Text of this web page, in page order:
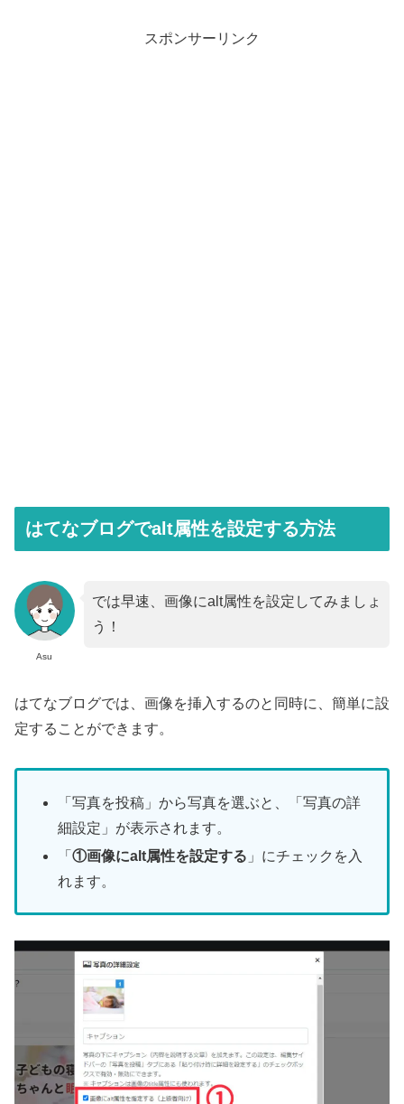
スポンサーリンク
はてなブログでalt属性を設定する方法
Asu
では早速、画像にalt属性を設定してみましょ
う！
はてなブログでは、画像を挿入するのと同時に、簡単に設
定することができます。
「写真を投稿」から写真を選ぶと、「写真の詳
細設定」が表示されます。
「①画像にalt属性を設定する 」にチェックを入
れます。